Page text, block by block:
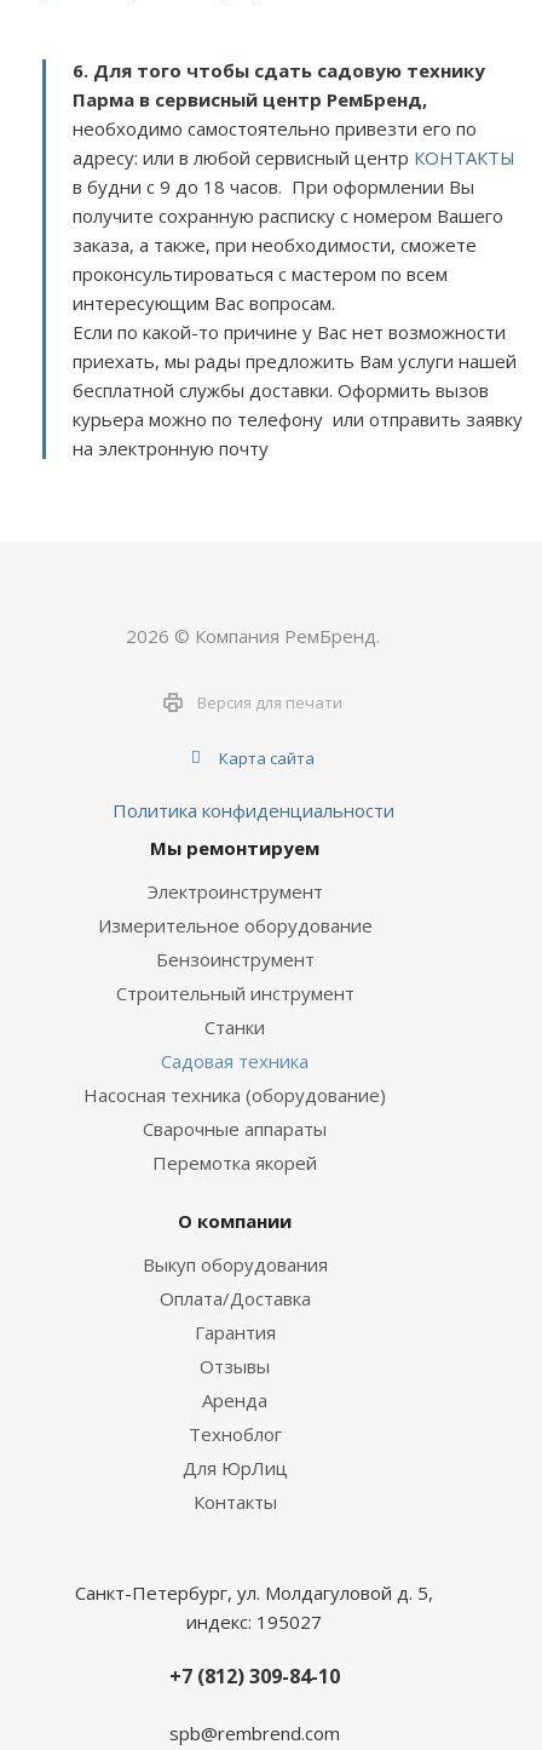
6. Для того чтобы сдать садовую технику
Парма в сервисный центр РемБренд,
необходимо самостоятельно привезти его по
адресу: или в любой сервисный центр КОНТАКТЫ
в будни с 9 до 18 часов. При оформлении Вы
получите сохранную расписку с номером Вашего
заказа, а также, при необходимости, сможете
проконсультироваться с мастером по всем
интересующим Вас вопросам.
Если по какой-то причине у Вас нет возможности
приехать, мы рады предложить Вам услуги нашей
бесплатной службы доставки. Оформить вызов
курьера можно по телефону или отправить заявку
на электронную почту
2026 © Компания РемБренд.
Версия для печати
Карта сайта
Политика конфиденциальности
Мы ремонтируем
Электроинструмент
Измерительное оборудование
Бензоинструмент
Строительный инструмент
Станки
Садовая техника
Насосная техника (оборудование)
Сварочные аппараты
Перемотка якорей
О компании
Выкуп оборудования
Оплата/Доставка
Гарантия
Отзывы
Аренда
Техноблог
Для ЮрЛиц
Контакты
Санкт-Петербург, ул. Молдагуловой д. 5,
индекс: 195027
+7 (812) 309-84-10
spb@rembrend.com